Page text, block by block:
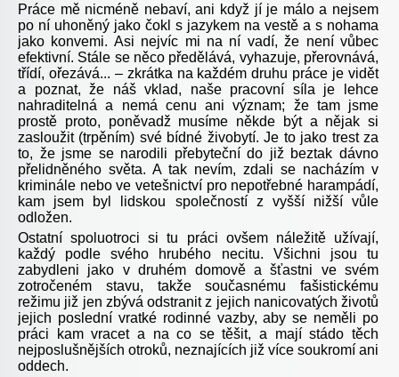
Práce mě nicméně nebaví, ani když jí je málo a nejsem
po ní uhoněný jako čokl s jazykem na vestě a s nohama
jako konvemi. Asi nejvíc mi na ní vadí, že není vůbec
efektivní. Stále se něco předělává, vyhazuje, přerovnává,
třídí, ořezává... – zkrátka na každém druhu práce je vidět
a poznat, že náš vklad, naše pracovní síla je lehce
nahraditelná a nemá cenu ani význam; že tam jsme
prostě proto, poněvadž musíme někde být a nějak si
zasloužit (trpěním) své bídné živobytí. Je to jako trest za
to, že jsme se narodili přebyteční do již beztak dávno
přelidněného světa. A tak nevím, zdali se nacházím v
kriminále nebo ve vetešnictví pro nepotřebné harampádí,
kam jsem byl lidskou společností z vyšší nižší vůle
odložen.
Ostatní spoluotroci si tu práci ovšem náležitě užívají,
každý podle svého hrubého necitu. Všichni jsou tu
zabydleni jako v druhém domově a šťastni ve svém
zotročeném stavu, takže současnému fašistickému
režimu již jen zbývá odstranit z jejich nanicovatých životů
jejich poslední vratké rodinné vazby, aby se neměli po
práci kam vracet a na co se těšit, a mají stádo těch
nejposlušnějších otroků, neznajících již více soukromí ani
oddech.